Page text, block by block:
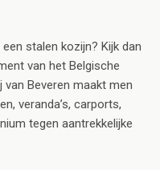
stalen kozijn? Kijk dan
van het Belgische
van Beveren maakt men
veranda’s, carports,
tegen aantrekkelijke